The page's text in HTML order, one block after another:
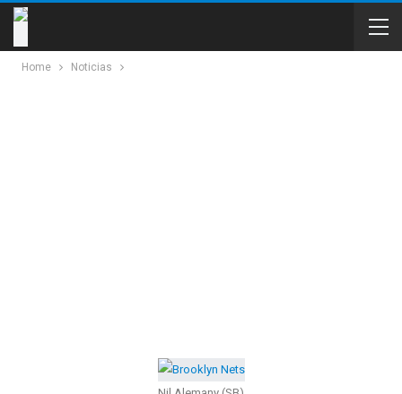
Home Noticias